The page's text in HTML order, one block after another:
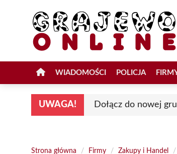
WIADOMOŚCI POLICJA
UWAGA! Dołącz do nowej
Strona główna / Firmy / Zakupy i Handel /